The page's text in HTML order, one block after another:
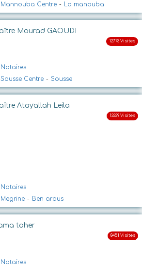
Mannouba Centre - La manouba
Mourad GAOUDI
Notaires
Sousse Centre - Sousse
Atayallah Leila
Notaires
Megrine - Ben arous
taher
Notaires